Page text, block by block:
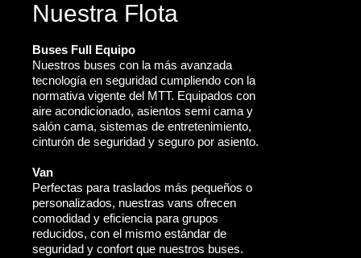
Nuestra Flota
Buses Full Equipo
Nuestros buses con la más avanzada
tecnología en seguridad cumpliendo con la
normativa vigente del MTT. Equipados con
aire acondicionado, asientos semi cama y
salón cama, sistemas de entretenimiento,
cinturón de seguridad y seguro por asiento.
Van
Perfectas para traslados más pequeños o
personalizados, nuestras vans ofrecen
comodidad y eficiencia para grupos
reducidos, con el mismo estándar de
seguridad y confort que nuestros buses.